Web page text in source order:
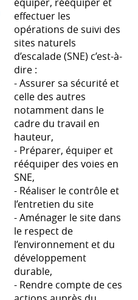
effectuer les
opérations de suivi des
sites naturels
d’escalade (SNE) c’est-à-
dire :
- Assurer sa sécurité et
celle des autres
notamment dans le
cadre du travail en
hauteur,
- Préparer, équiper et
rééquiper des voies en
SNE,
- Réaliser le contrôle et
l’entretien du site
- Aménager le site dans
le respect de
l’environnement et du
développement
durable,
- Rendre compte de ces